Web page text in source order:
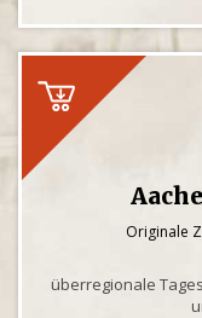
Originale
überregionale